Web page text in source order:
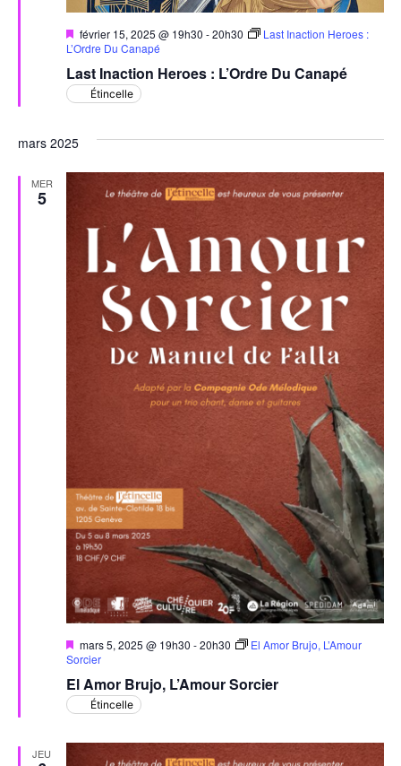
Last Inaction Heroes : L’Ordre Du Canapé
Mis
en
février 15, 2025 @ 19h30 -20h30
Last Inaction Heroes :
L’Ordre Du Canapé
Étincelle
mars 2025
MER
5
El Amor Brujo, L’Amour Sorcier
Mis
en
mars 5, 2025 @ 19h30 -20h30
El Amor Brujo, L’Amour
Sorcier
Étincelle
JEU